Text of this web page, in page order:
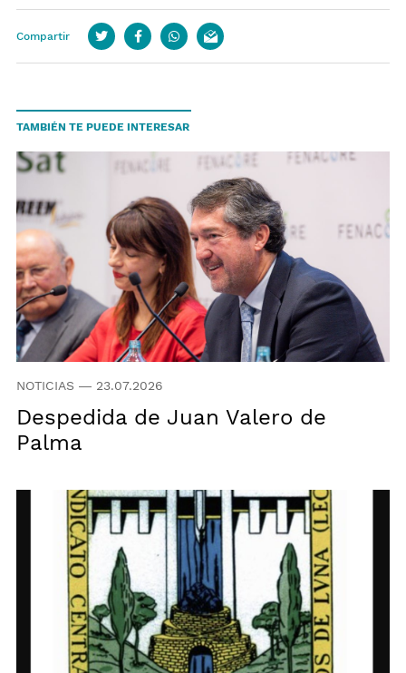
Compartir TwitterFacebookwhatsapp
email
TAMBIÉN TE PUEDE INTERESAR
NOTICIAS — 23.07.2026
Despedida de Juan Valero de
Palma